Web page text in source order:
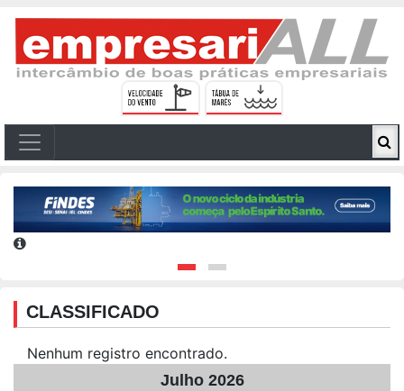
CLASSIFICADO
Nenhum registro encontrado.
Julho 2026